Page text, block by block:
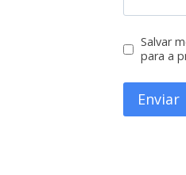
Salvar
para a